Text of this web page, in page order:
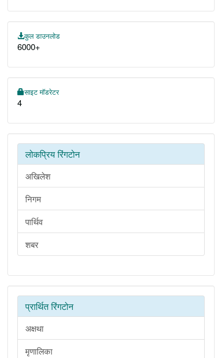
कुल डाउनलोड
6000+
साइट मॉडरेटर
4
लोकप्रिय रिंगटोन
अखिलेश
निगम
पार्थिव
शबर
प्रार्थित रिंगटोन
अक्षथा
मृणालिका